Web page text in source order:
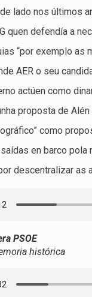
lado nos últimos
quen defendía a
“por exemplo as
AER o seu
actúen como
proposta de
como
en barco pola
descentralizar as
PSOE
histórica